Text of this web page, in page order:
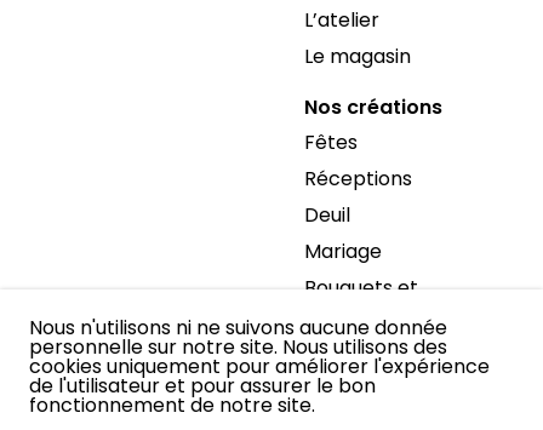
L’atelier
Le magasin
Nos créations
Fêtes
Réceptions
Deuil
Mariage
Bouquets et
arrangements
Décoration
d’espaces
Nous n'utilisons ni ne suivons aucune donnée
personnelle sur notre site. Nous utilisons des
cookies uniquement pour améliorer l'expérience
de l'utilisateur et pour assurer le bon
fonctionnement de notre site.